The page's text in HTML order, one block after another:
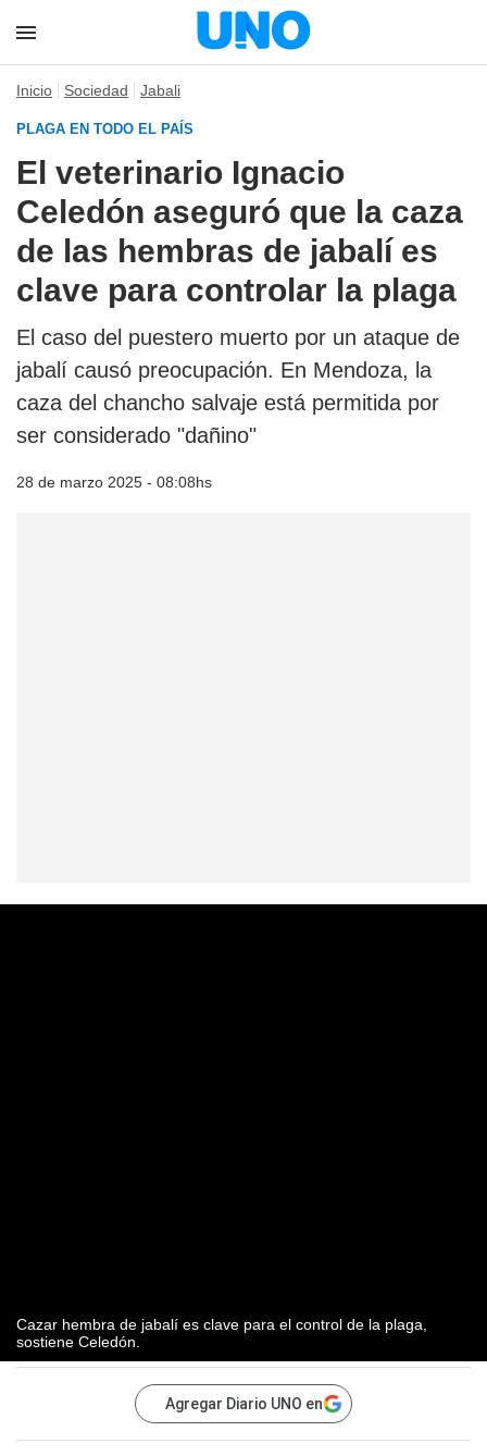
Inicio Sociedad Jabali
PLAGA EN TODO EL PAÍS
El veterinario Ignacio
Celedón aseguró que la caza
de las hembras de jabalí es
clave para controlar la plaga
El caso del puestero muerto por un ataque de
jabalí causó preocupación. En Mendoza, la
caza del chancho salvaje está permitida por
ser considerado "dañino"
28 de marzo 2025 - 08:08hs
Cazar hembra de jabalí es clave para el control de la plaga,
sostiene Celedón.
Agregar Diario UNO en